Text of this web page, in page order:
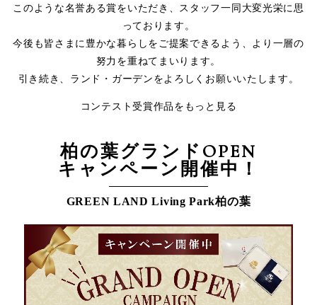
このような名誉ある賞をいただき、スタッフ一同大変光栄に思
っております。
今後も皆さまに豊かな暮らしをご提案できるよう、より一層の
努力を重ねてまいります。
引き続き、ランド・ガーデンをよろしくお願いいたします。
コンテスト受賞作品をもっと見る
柏の葉グランドOPEN
キャンペーン開催中！
GREEN LAND Living Park柏の葉